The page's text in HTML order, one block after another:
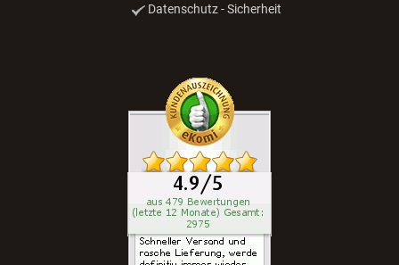
Datenschutz - Sicherheit